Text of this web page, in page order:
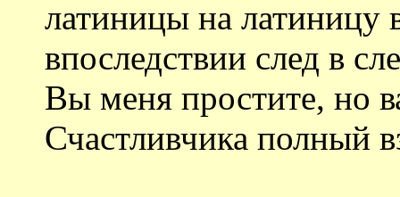
латиницы на латиницу
впоследствии след в
Вы меня простите, но
Счастливчика полный